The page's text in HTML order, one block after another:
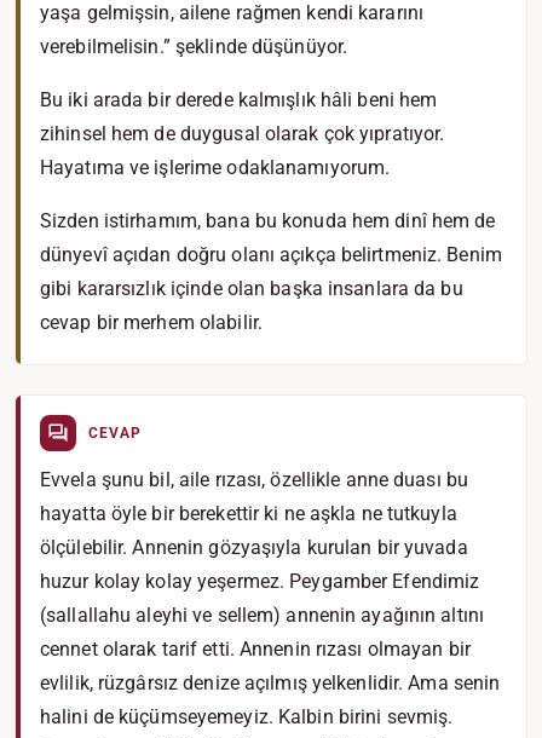
yaşa gelmişsin, ailene rağmen kendi kararını
verebilmelisin.” şeklinde düşünüyor.
Bu iki arada bir derede kalmışlık hâli beni hem
zihinsel hem de duygusal olarak çok yıpratıyor.
Hayatıma ve işlerime odaklanamıyorum.
Sizden istirhamım, bana bu konuda hem dinî hem de
dünyevî açıdan doğru olanı açıkça belirtmeniz. Benim
gibi kararsızlık içinde olan başka insanlara da bu
cevap bir merhem olabilir.
CEVAP
Evvela şunu bil, aile rızası, özellikle anne duası bu
hayatta öyle bir berekettir ki ne aşkla ne tutkuyla
ölçülebilir. Annenin gözyaşıyla kurulan bir yuvada
huzur kolay kolay yeşermez. Peygamber Efendimiz
(sallallahu aleyhi ve sellem) annenin ayağının altını
cennet olarak tarif etti. Annenin rızası olmayan bir
evlilik, rüzgârsız denize açılmış yelkenlidir. Ama senin
halini de küçümseyemeyiz. Kalbin birini sevmiş.